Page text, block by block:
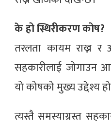
के हो स्थिरीकरण कोष?
तरलता कायम राख्न र
सहकारीलाई जोगाउन
यो कोषको मुख्य उद्देश्य
त्यस्तै समस्याग्रस्त